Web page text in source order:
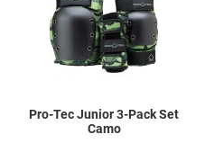
Quick View
Pro-Tec Junior 3-Pack Set
Camo